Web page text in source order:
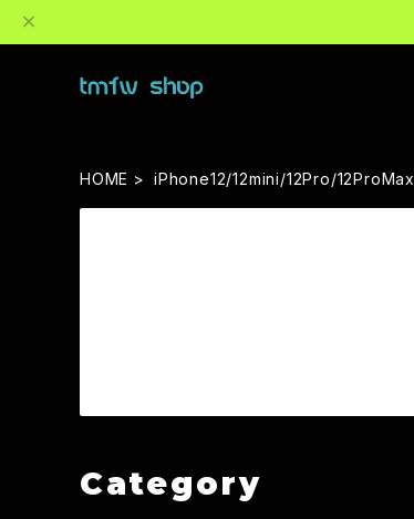
HOME iPhone12/12mini/12Pro/12ProMax
Category